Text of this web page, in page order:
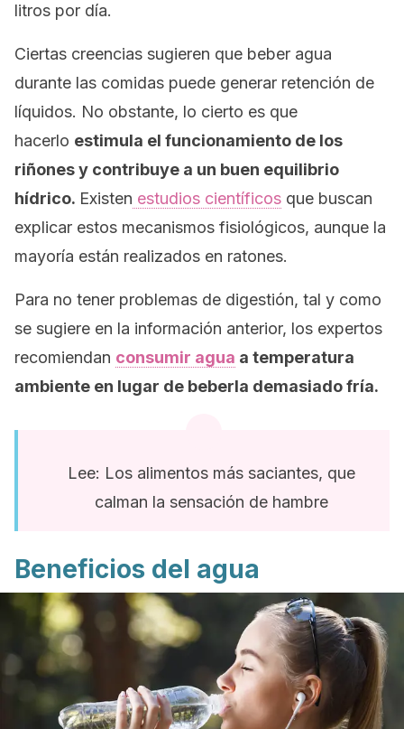
litros por día.
Ciertas creencias sugieren que beber agua
durante las comidas puede generar retención de
líquidos. No obstante, lo cierto es que
hacerlo estimula el funcionamiento de los
riñones y contribuye a un buen equilibrio
hídrico. Existen estudios científicos que buscan
explicar estos mecanismos fisiológicos, aunque la
mayoría están realizados en ratones.
Para no tener problemas de digestión, tal y como
se sugiere en la información anterior, los expertos
recomiendan consumir agua a temperatura
ambiente en lugar de beberla demasiado fría.
Lee: Los alimentos más saciantes, que
calman la sensación de hambre
Beneficios del agua